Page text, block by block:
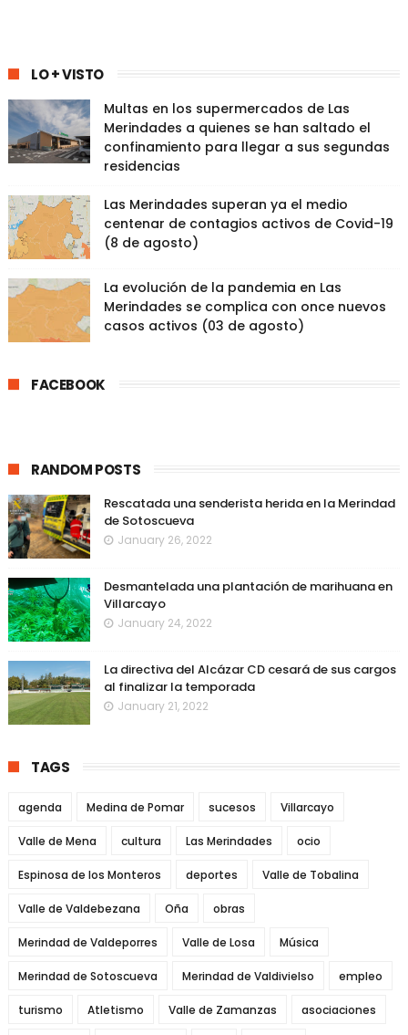
LO + VISTO
Multas en los supermercados de Las
Merindades a quienes se han saltado el
confinamiento para llegar a sus segundas
residencias
Las Merindades superan ya el medio
centenar de contagios activos de Covid-19
(8 de agosto)
La evolución de la pandemia en Las
Merindades se complica con once nuevos
casos activos (03 de agosto)
FACEBOOK
RANDOM POSTS
Rescatada una senderista herida en la Merindad
de Sotoscueva
January 26, 2022
Desmantelada una plantación de marihuana en
Villarcayo
January 24, 2022
La directiva del Alcázar CD cesará de sus cargos
al finalizar la temporada
January 21, 2022
TAGS
agenda Medina de Pomar sucesos Villarcayo
Valle de Mena cultura Las Merindades ocio
Espinosa de los Monteros deportes Valle de Tobalina
Valle de Valdebezana Oña obras
Merindad de Valdeporres Valle de Losa Música
Merindad de Sotoscueva Merindad de Valdivielso empleo
turismo Atletismo Valle de Zamanzas asociaciones